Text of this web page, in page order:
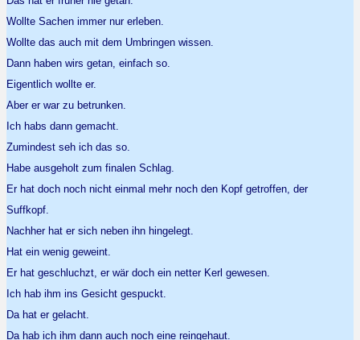
Wollte Sachen immer nur erleben.
Wollte das auch mit dem Umbringen wissen.
Dann haben wirs getan, einfach so.
Eigentlich wollte er.
Aber er war zu betrunken.
Ich habs dann gemacht.
Zumindest seh ich das so.
Habe ausgeholt zum finalen Schlag.
Er hat doch noch nicht einmal mehr noch den Kopf getroffen, der
Suffkopf.
Nachher hat er sich neben ihn hingelegt.
Hat ein wenig geweint.
Er hat geschluchzt, er wär doch ein netter Kerl gewesen.
Ich hab ihm ins Gesicht gespuckt.
Da hat er gelacht.
Da hab ich ihm dann auch noch eine reingehaut.